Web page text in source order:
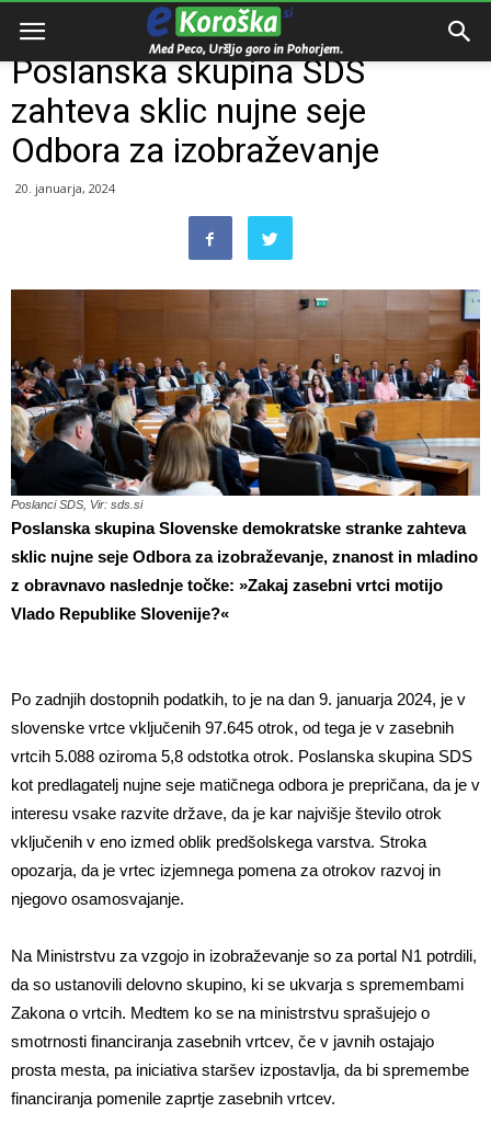
Domov
Poslanska skupina SDS
zahteva sklic nujne seje
Odbora za izobraževanje
20. januarja, 2024
Poslanci SDS, Vir: sds.si
Poslanska skupina Slovenske demokratske stranke zahteva
sklic nujne seje Odbora za izobraževanje, znanost in mladino
z obravnavo naslednje točke: »Zakaj zasebni vrtci motijo
Vlado Republike Slovenije?«
Po zadnjih dostopnih podatkih, to je na dan 9. januarja 2024, je v
slovenske vrtce vključenih 97.645 otrok, od tega je v zasebnih
vrtcih 5.088 oziroma 5,8 odstotka otrok. Poslanska skupina SDS
kot predlagatelj nujne seje matičnega odbora je prepričana, da je v
interesu vsake razvite države, da je kar najvišje število otrok
vključenih v eno izmed oblik predšolskega varstva. Stroka
opozarja, da je vrtec izjemnega pomena za otrokov razvoj in
njegovo osamosvajanje.
Na Ministrstvu za vzgojo in izobraževanje so za portal N1 potrdili,
da so ustanovili delovno skupino, ki se ukvarja s spremembami
Zakona o vrtcih. Medtem ko se na ministrstvu sprašujejo o
smotrnosti financiranja zasebnih vrtcev, če v javnih ostajajo
prosta mesta, pa iniciativa staršev izpostavlja, da bi spremembe
financiranja pomenile zaprtje zasebnih vrtcev.